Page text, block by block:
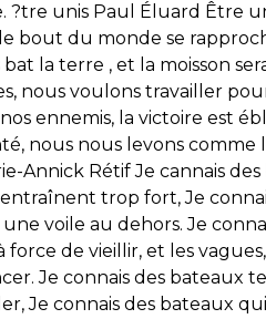
unis Paul Éluard Être
bout du monde se
la terre , et la moisson
nous voulons travailler
ennemis, la victoire est
nous nous levons comme
Annick Rétif Je cannais
trop fort, Je
voile au dehors. Je
de vieillir, et les vagues,
Je connais des bateaux
Je connais des bateaux